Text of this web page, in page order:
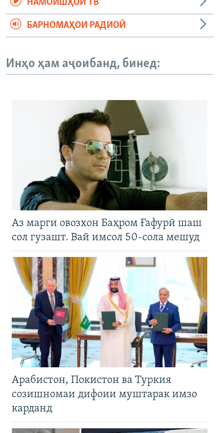
НАМОИШҲОИ ТВ
БАРНОМАҲОИ РАДИОӢ
Инҳо ҳам аҷоибанд, бинед:
Аз марги овозхон Баҳром Ғафурӣ шаш
сол гузашт. Вай имсол 50-сола мешуд
Арабистон, Покистон ва Туркия
созишномаи дифоии муштарак имзо
карданд